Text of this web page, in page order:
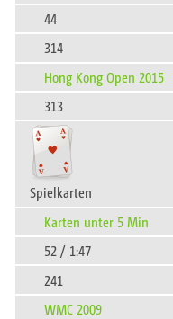
44
314
Hong Kong Open 2015
313
Spielkarten
Karten unter 5 Min
52 / 1:47
241
WMC 2009